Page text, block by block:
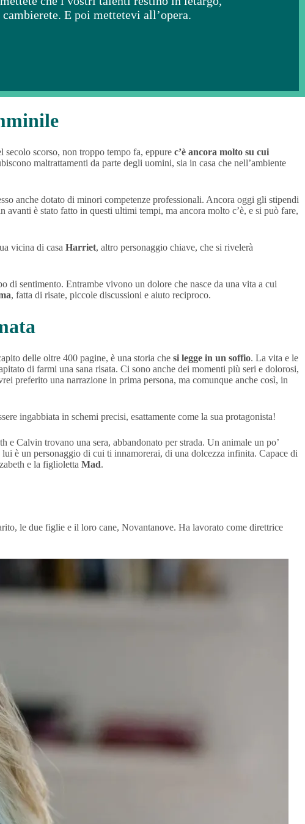
E poi mettetevi all’opera.
secolo scorso, non troppo tempo fa, eppure c’è ancora molto su cui
maltrattamenti da parte degli uomini, sia in casa che nell’ambiente
anche dotato di minori competenze professionali. Ancora oggi gli stipendi
avanti è stato fatto in questi ultimi tempi, ma ancora molto c’è, e si può fare,
vicina di casa Harriet, altro personaggio chiave, che si rivelerà
di sentimento. Entrambe vivono un dolore che nasce da una vita a cui
, fatta di risate, piccole discussioni e aiuto reciproco.
delle oltre 400 pagine, è una storia che si legge in un soffio. La vita e le
di farmi una sana risata. Ci sono anche dei momenti più seri e dolorosi,
preferito una narrazione in prima persona, ma comunque anche così, in
ingabbiata in schemi precisi, esattamente come la sua protagonista!
e Calvin trovano una sera, abbandonato per strada. Un animale un po’
è un personaggio di cui ti innamorerai, di una dolcezza infinita. Capace di
e la figlioletta Mad.
le due figlie e il loro cane, Novantanove. Ha lavorato come direttrice